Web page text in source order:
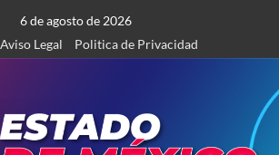
6 de agosto de 2026
Aviso Legal Politica de Privacidad